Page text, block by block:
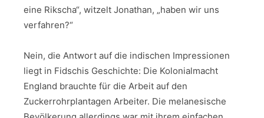
eine Rikscha“, witzelt Jonathan, „haben wir uns
verfahren?“
Nein, die Antwort auf die indischen Impressionen
liegt in Fidschis Geschichte: Die Kolonialmacht
England brauchte für die Arbeit auf den
Zuckerrohrplantagen Arbeiter. Die melanesische